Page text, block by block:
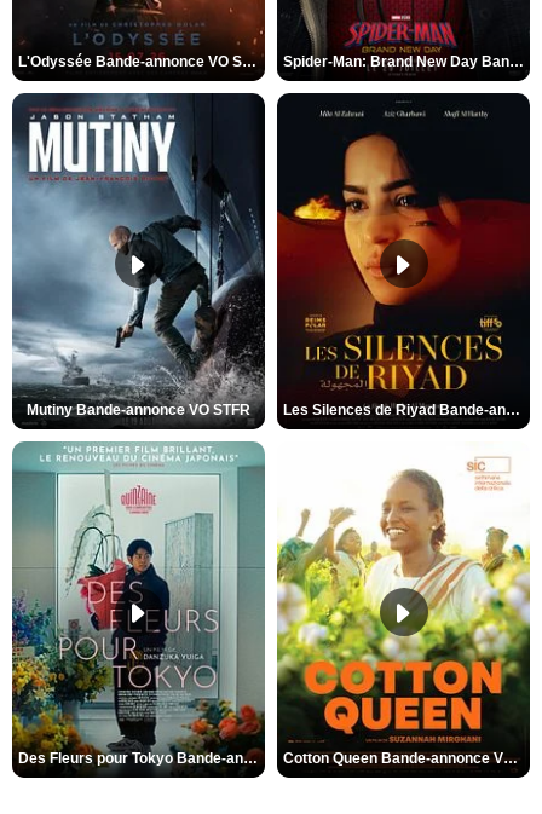
L'Odyssée Bande-annonce VO STFR Spider-Man: Brand New Day Bande-annonce VO STFR
Mutiny Bande-annonce VO STFR Les Silences de Riyad Bande-annonce VO STFR
Des Fleurs pour Tokyo Bande-annonce VO STFR Cotton Queen Bande-annonce VO STFR